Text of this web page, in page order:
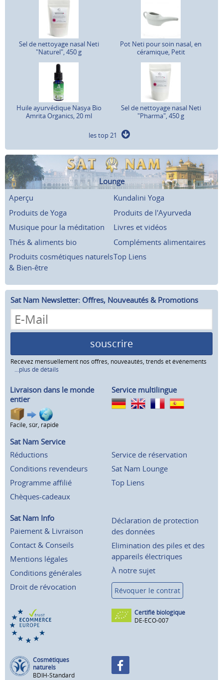
Sel de nettoyage nasal Neti
"Naturel", 450 g
Pot Neti pour soin nasal, en
céramique, Petit
Huile ayurvédique Nasya Bio
Amrita Organics, 20 ml
Sel de nettoyage nasal Neti
"Pharma", 450 g
les top 21
Lounge
Aperçu
Kundalini Yoga
Produits de Yoga
Produits de l'Ayurveda
Musique pour la méditation
Livres et vidéos
Thés & aliments bio
Compléments alimentaires
Produits cosmétiques naturels
& Bien-être
Top Liens
Sat Nam Newsletter: Offres, Nouveautés & Promotions
souscrire
Recevez mensuellement nos offres, nouveautés, trends et événements
...plus de détails
Livraison dans le monde
entier
Facile, sûr, rapide
Service multilingue
Sat Nam Service
Réductions
Conditions revendeurs
Programme affilié
Chèques-cadeaux
Service de réservation
Sat Nam Lounge
Top Liens
Sat Nam Info
Paiement & Livraison
Contact & Conseils
Mentions légales
Conditions générales
Droit de révocation
Déclaration de protection
des données
Elimination des piles et des
appareils électriques
À notre sujet
Révoquer le contrat
Certifié biologique
DE-ECO-007
Cosmétiques
naturels
BDIH-Standard